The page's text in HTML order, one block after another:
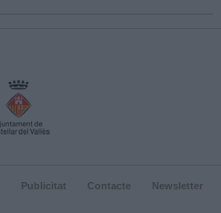
Publicitat Contacte Newsletter